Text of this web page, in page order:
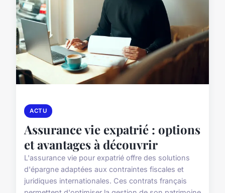
ACTU
Assurance vie expatrié : options
et avantages à découvrir
L'assurance vie pour expatrié offre des solutions
d'épargne adaptées aux contraintes fiscales et
juridiques internationales. Ces contrats français